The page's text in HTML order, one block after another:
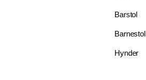
Barstol
Barnestol
Hynder